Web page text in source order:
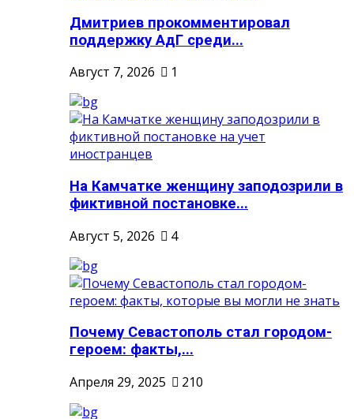
Дмитриев прокомментировал
поддержку АдГ среди...
Август 7, 2026
1
На Камчатке женщину заподозрили в
фиктивной постановке...
Август 5, 2026
4
Почему Севастополь стал городом-
героем: факты,...
Апреля 29, 2025
210